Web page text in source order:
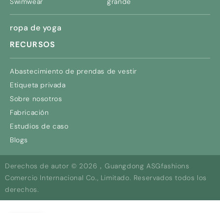
ropa de yoga
RECURSOS
Abastecimiento de prendas de vestir
Etiqueta privada
Sobre nosotros
Fabricación
Estudios de caso
Blogs
Derechos de autor © 2026，Guangdong ASGfashions
Comercio Internacional Co., Limitado. Reservados todos los
derechos.